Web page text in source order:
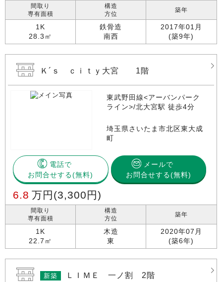
間取り
専有面積
1K
28.3㎡
構造
方位
鉄骨造
南西
築年
2017年01月
(築9年)
Ｋ´ｓ ｃｉｔｙ大宮 1階
東武野田線<アーバンパーク
ライン>/北大宮駅 徒歩4分
埼玉県さいたま市北区東大成
町
電話で
お問合せする
メールで
お問合せする(無料)
6.8 万円 (3,300円)
間取り
専有面積
1K
22.7㎡
構造
方位
木造
東
築年
2020年07月
(築6年)
新築 ＬＩＭＥ 一ノ割 2階